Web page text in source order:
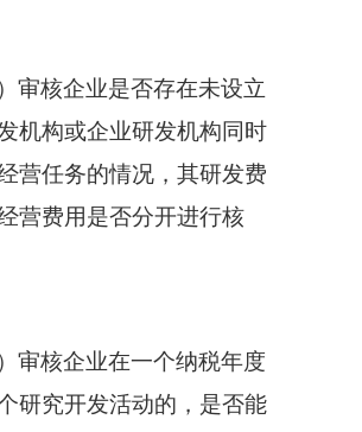
）审核企业是否存在未设立
机构或企业研发机构同时
营任务的情况，其研发费
营费用是否分开进行核
）审核企业在一个纳税年度
研究开发活动的，是否能